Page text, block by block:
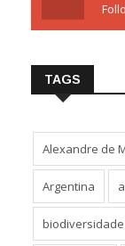
TAGS
Alexandre de
Argentina
biodiversidade